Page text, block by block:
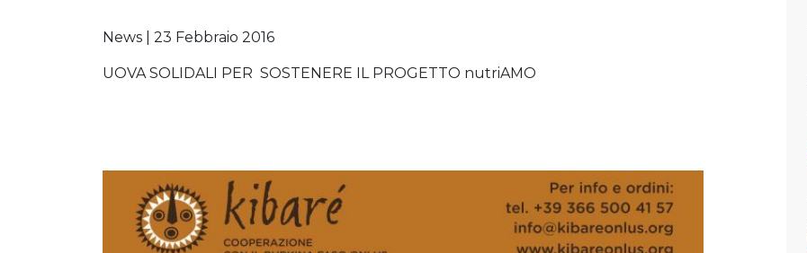
News 23 Febbraio 2016
UOVA SOLIDALI PER SOSTENERE IL PROGETTO nutriAMO